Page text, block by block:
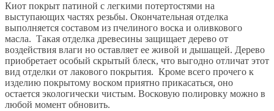
Киот покрыт патиной с легкими потертостями на
выступающих частях резьбы. Окончательная отделка
выполняется составом из пчелиного воска и оливкового
масла. Такая отделка древесины защищает дерево от
воздействия влаги но оставляет ее живой и дышащей. Дерево
приобретает особый скрытый блеск, что выгодно отличат этот
вид отделки от лакового покрытия. Кроме всего прочего к
изделию покрытому воском приятно прикасаться, оно
остается экологически чистым. Восковую полировку можно в
любой момент обновить.